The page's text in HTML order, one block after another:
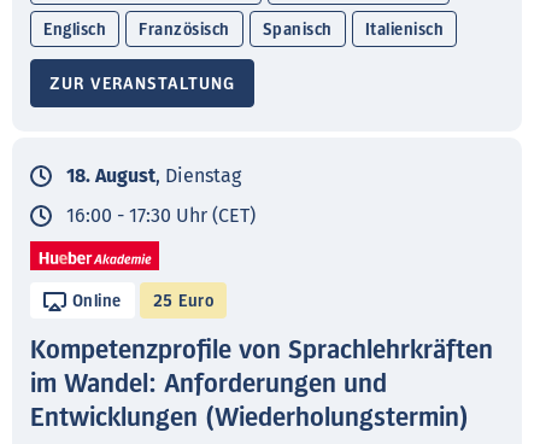
Englisch Französisch Spanisch Italienisch
ZUR VERANSTALTUNG
18. August, Dienstag
16:00 - 17:30 Uhr (CET)
Online 25 Euro
Kompetenzprofile von Sprachlehrkräften
im Wandel: Anforderungen und
Entwicklungen (Wiederholungstermin)